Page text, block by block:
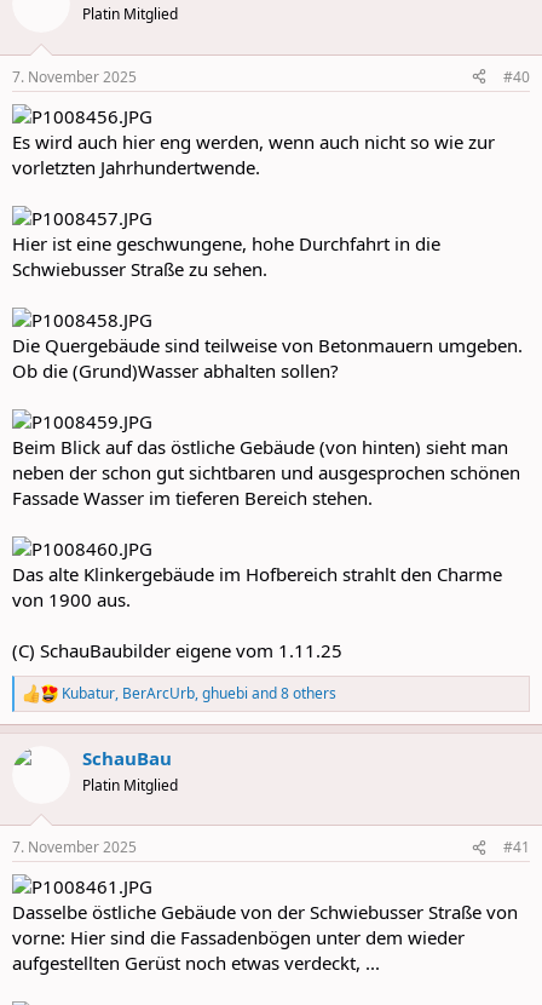
s
:
Platin Mitglied
7. November 2025 #40
Es wird auch hier eng werden, wenn auch nicht so wie zur
vorletzten Jahrhundertwende.
Hier ist eine geschwungene, hohe Durchfahrt in die
Schwiebusser Straße zu sehen.
Die Quergebäude sind teilweise von Betonmauern umgeben.
Ob die (Grund)Wasser abhalten sollen?
Beim Blick auf das östliche Gebäude (von hinten) sieht man
neben der schon gut sichtbaren und ausgesprochen schönen
Fassade Wasser im tieferen Bereich stehen.
Das alte Klinkergebäude im Hofbereich strahlt den Charme
von 1900 aus.
(C) SchauBaubilder eigene vom 1.11.25
R
e
a
c
s
:
Kubatur, BerArcUrb,ghuebi and 8 others
SchauBau
Platin Mitglied
7. November 2025 #41
Dasselbe östliche Gebäude von der Schwiebusser Straße von
vorne: Hier sind die Fassadenbögen unter dem wieder
aufgestellten Gerüst noch etwas verdeckt, ...